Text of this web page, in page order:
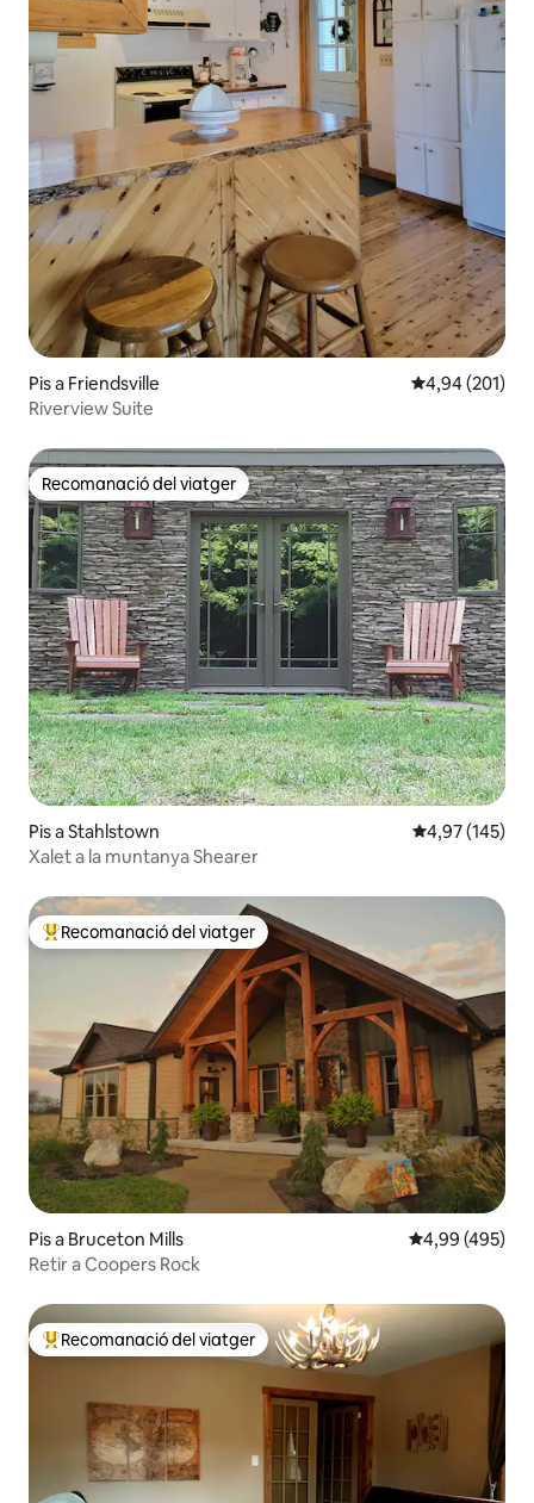
Pis a Friendsville 4,94 de
4,94 (201)
Riverview Suite
Recomanació del viatger
Recomanació del viatger
Pis a Stahlstown 4,97 de
4,97 (145)
Xalet a la muntanya Shearer
Principals recomanacions dels viatgers
Recomanació del viatger
Pis a Bruceton Mills 4,99 de
4,99 (495)
Retir a Coopers Rock
Principals recomanacions dels viatgers
Recomanació del viatger